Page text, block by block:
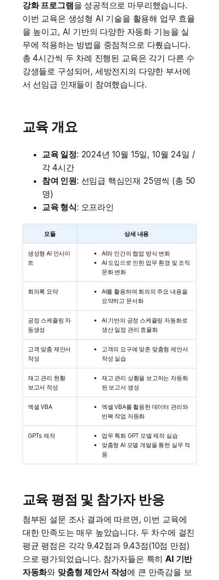
강화 프로그램을 성공적으로 마무리했습니다.
이번 교육은 생성형 AI 기술을 활용해 업무 효율
을 높이고, AI 기반의 다양한 자동화 기능을 실
무에 적용하는 방법을 중점적으로 다뤘습니다.
총 4시간씩 두 차례 진행된 교육은 각기 다른 수
강생들로 구성되어, 세방전지의 다양한 부서에
서 선임급 인재들이 참여했습니다.
교육 개요
교육 일정: 2024년 10월 15일, 10월 24일 /
각 4시간
참여 인원: 선임급 핵심인재 25명씩 (총 50
명)
교육 형식: 오프라인
모듈 상세 내용
생성형 AI 인사이
트
AI와 인간의 협업 방식 변화
AI 도입으로 인한 업무 환경 및 조직
문화 변화
회의록 요약
AI를 활용하여 회의의 주요 내용을
요약하고 문서화
공정 스케쥴링 자
동생성
AI 기반의 공정 스케쥴링 자동화로
생산 일정 관리 효율화
고객 맞춤 제안서
작성
고객의 요구에 맞춘 맞춤형 제안서
작성 실습
재고 관리 현황
보고서 작성
재고 관리 상황을 보고하는 자동화
된 보고서 생성
엑셀 VBA
엑셀 VBA를 활용한 데이터 관리와
반복 작업 자동화
GPTs 제작
업무 특화 GPT 모델 제작 실습
맞춤형 AI 모델 개발을 통한 실무 적
용
교육 평점 및 참가자 반응
첨부된 설문 조사 결과에 따르면, 이번 교육에
대한 만족도는 매우 높았습니다. 두 차수에 걸친
평균 평점은 각각 9.42점과 9.43점(10점 만점)
으로 평가되었습니다. 참가자들은 특히AI 기반
자동화와 맞춤형 제안서 작성에 큰 만족감을 보